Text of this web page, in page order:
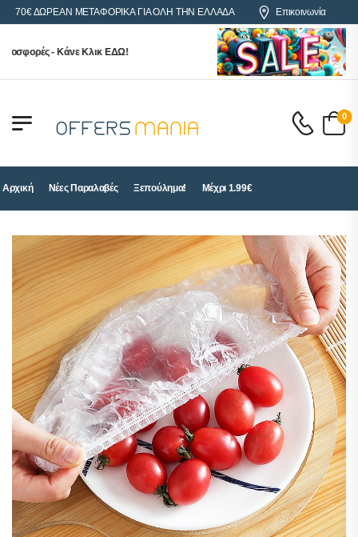
ΜΕΤΑΦΟΡΙΚΑ ΓΙΑ ΟΛΗ ΤΗΝ ΕΛΛΑΔΑ Επικοινωνία
- Κάνε Κλικ ΕΔΩ!
0
Αρχική Νέες Παραλαβές Ξεπούλημα! Μέχρι 1.99€